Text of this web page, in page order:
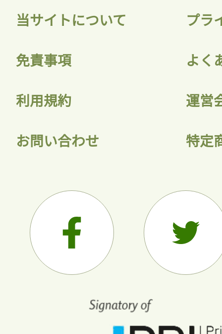
当サイトについて プラ
免責事項 よく
利用規約 運営
お問い合わせ 特定